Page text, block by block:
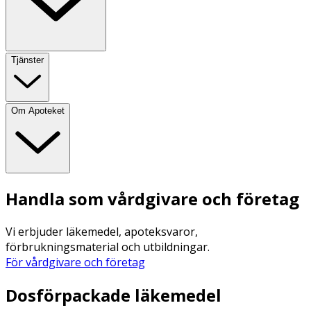
Tjänster
Om Apoteket
Handla som vårdgivare och företag
Vi erbjuder läkemedel, apoteksvaror,
förbrukningsmaterial och utbildningar.
För vårdgivare och företag
Dosförpackade läkemedel